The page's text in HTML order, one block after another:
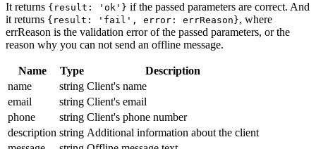
It returns {result: 'ok'} if the passed parameters are correct. And
it returns {result: 'fail', error: errReason}, where
errReason is the validation error of the passed parameters, or the
reason why you can not send an offline message.
Name Type
Description
name
string Client's name
email
string Client's email
phone
string Client's phone number
description string Additional information about the client